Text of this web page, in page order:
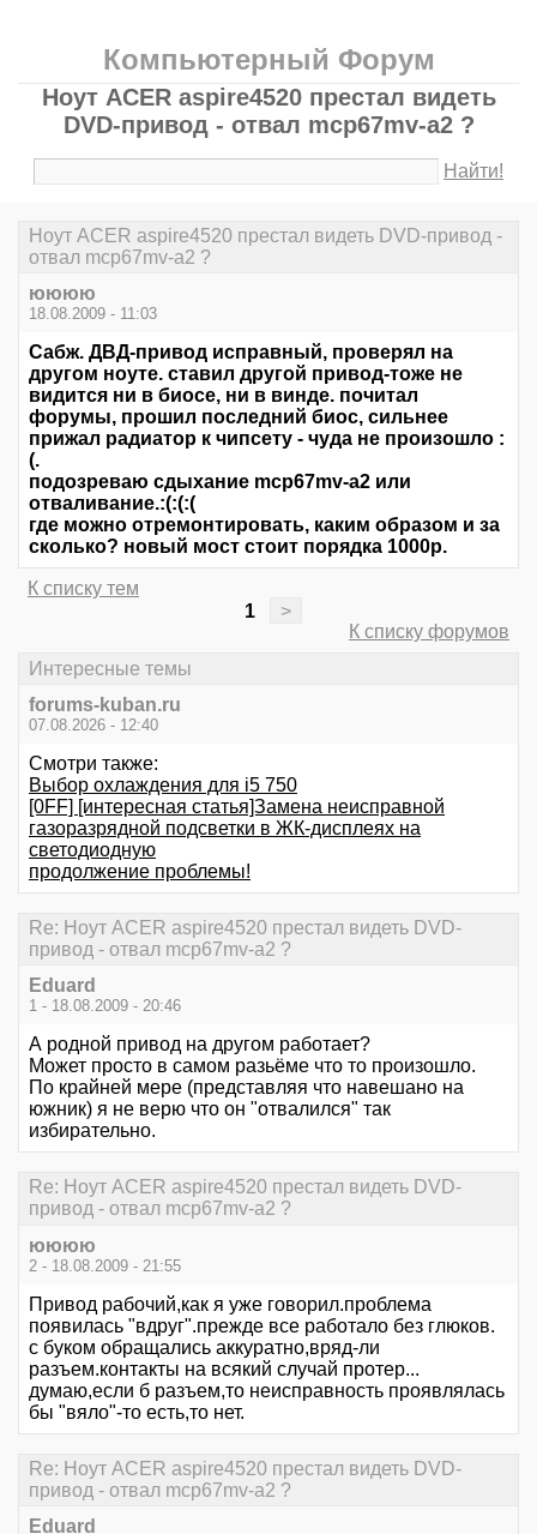
Компьютерный Форум
Ноут ACER aspire4520 престал видеть
DVD-привод - отвал mcp67mv-a2 ?
Найти!
Ноут ACER aspire4520 престал видеть DVD-привод -
отвал mcp67mv-a2 ?
юююю
18.08.2009 - 11:03
Сабж. ДВД-привод исправный, проверял на
другом ноуте. ставил другой привод-тоже не
видится ни в биосе, ни в винде. почитал
форумы, прошил последний биос, сильнее
прижал радиатор к чипсету - чуда не произошло :
(.
подозреваю сдыхание mcp67mv-a2 или
отваливание.:(:(:(
где можно отремонтировать, каким образом и за
сколько? новый мост стоит порядка 1000р.
К списку тем
1
>
К списку форумов
Интересные темы
forums-kuban.ru
07.08.2026 - 12:40
Смотри также:
Выбор охлаждения для i5 750
[0FF] [интересная статья]Замена неисправной
газоразрядной подсветки в ЖК-дисплеях на
светодиодную
продолжение проблемы!
Re: Ноут ACER aspire4520 престал видеть DVD-
привод - отвал mcp67mv-a2 ?
Eduard
1 - 18.08.2009 - 20:46
А родной привод на другом работает?
Может просто в самом разьёме что то произошло.
По крайней мере (представляя что навешано на
южник) я не верю что он "отвалился" так
избирательно.
Re: Ноут ACER aspire4520 престал видеть DVD-
привод - отвал mcp67mv-a2 ?
юююю
2 - 18.08.2009 - 21:55
Привод рабочий,как я уже говорил.проблема
появилась "вдруг".прежде все работало без глюков.
с буком обращались аккуратно,вряд-ли
разъем.контакты на всякий случай протер...
думаю,если б разъем,то неисправность проявлялась
бы "вяло"-то есть,то нет.
Re: Ноут ACER aspire4520 престал видеть DVD-
привод - отвал mcp67mv-a2 ?
Eduard